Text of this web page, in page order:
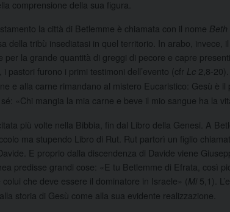
comprensione della sua figura.
la città di Betlemme è chiamata con il nome Beth
della tribù insediatasi in quel territorio. In arabo, invece, il
per la grande quantità di greggi di pecore e capre
i pastori furono i primi testimoni dell’evento (cfr Lc 2,8-
e alla carne rimandano al mistero Eucaristico: Gesù è
«Chi mangia la mia carne e beve il mio sangue ha la
più volte nella Bibbia, fin dal Libro della Genesi. A
ma stupendo Libro di Rut. Rut partorì un figlio
E proprio dalla discendenza di Davide viene
predisse grandi cose: «E tu Betlemme di Efrata, così
che deve essere il dominatore in Israele» (Mi 5,1).
storia di Gesù come alla sua evidente realizzazione.